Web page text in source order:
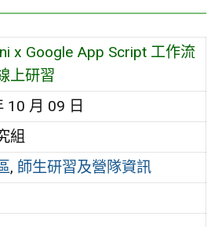
x Google App Script 工作流
上研習
10 月 09 日
組
, 師生研習及營隊資訊